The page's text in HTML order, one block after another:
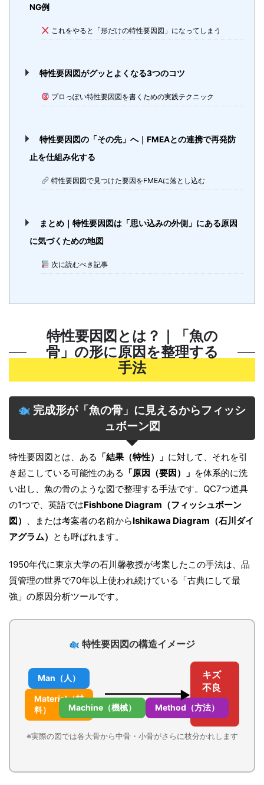
NG例
これをやると「形だけの特性要因図」になってしまう
特性要因図がグッとよくなる3つのコツ
プロっぽい特性要因図を書くための実践テクニック
特性要因図の「その先」へ｜FMEAとの連携で再発防
止を仕組み化する
特性要因図で見つけた要因をFMEAに落とし込む
まとめ｜特性要因図は「思い込みの外側」にある原因
に気づくための地図
次に読むべき記事
特性要因図とは？｜「魚の
骨」の形に原因を整理する
手法
完成形が「魚の骨」に見えるからフィッシ
ュボーン図
特性要因図とは、ある 「結果（特性）」 に対して、それを引
き起こしている可能性のある 「原因（要因）」 を体系的に洗
い出し、魚の骨のような図で整理する手法です。QC7つ道具
の1つで、英語ではFishbone Diagram（フィッシュボーン
図） 、または考案者の名前からIshikawa Diagram（石川ダイ
アグラム） とも呼ばれます。
1950年代に東京大学の石川馨教授が考案したこの手法は、品
質管理の世界で70年以上使われ続けている「古典にして最
強」の原因分析ツールです。
特性要因図の構造イメージ
Man（人）
Material（材
料）
▶
キズ
不良
（特
性）
Machine（機械） Method（方法）
※実際の図では各大骨から中骨・小骨がさらに枝分かれします